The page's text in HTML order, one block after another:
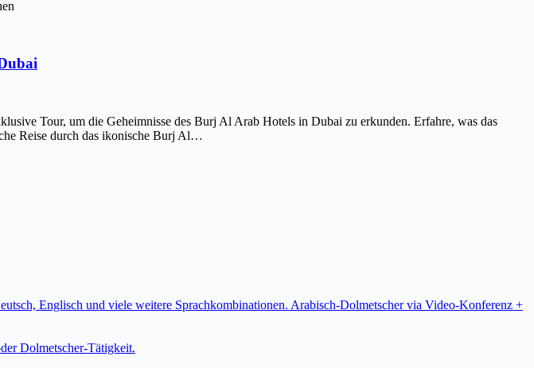
Tour, um die Geheimnisse des Burj Al Arab Hotels in Dubai zu erkunden. Erfahre, was das
Reise durch das ikonische Burj Al…
Englisch und viele weitere Sprachkombinationen. Arabisch-Dolmetscher via Video-Konferenz +
Dolmetscher-Tätigkeit.